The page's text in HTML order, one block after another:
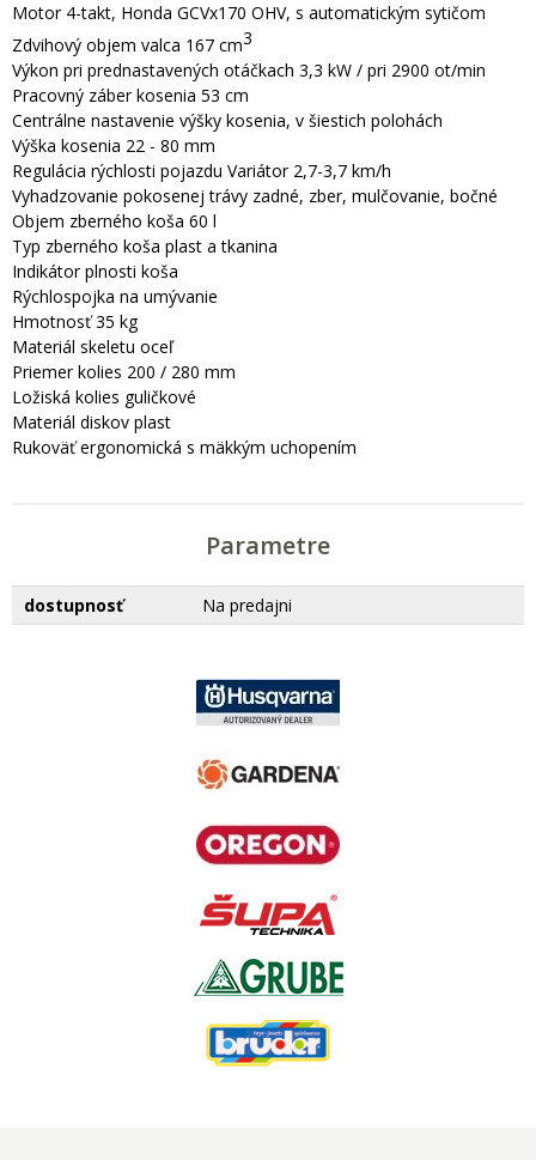
Motor 4-takt, Honda GCVx170 OHV, s automatickým sytičom
Zdvihový objem valca 167 cm3
Výkon pri prednastavených otáčkach 3,3 kW / pri 2900 ot/min
Pracovný záber kosenia 53 cm
Centrálne nastavenie výšky kosenia, v šiestich polohách
Výška kosenia 22 - 80 mm
Regulácia rýchlosti pojazdu Variátor 2,7-3,7 km/h
Vyhadzovanie pokosenej trávy zadné, zber, mulčovanie, bočné
Objem zberného koša 60 l
Typ zberného koša plast a tkanina
Indikátor plnosti koša
Rýchlospojka na umývanie
Hmotnosť 35 kg
Materiál skeletu oceľ
Priemer kolies 200 / 280 mm
Ložiská kolies guličkové
Materiál diskov plast
Rukoväť ergonomická s mäkkým uchopením
Parametre
dostupnosť Na predajni